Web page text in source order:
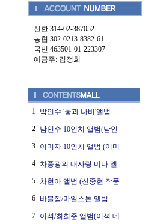
신한 314-02-387052
농협 302-0213-8382-61
국민 463501-01-223307
예금주: 김정희
1 박인수 '꽃과 나비'앨범..
2 남인수 10인치 앨범(남인
3 이미자 10인치 앨범 (이미
4 차중광의 내사랑 미나 앨
5 차현아 앨범 (신중현 작품
6 바블껌/마일스톤 앨범..
7 이석/최희준 앨범(이석 데